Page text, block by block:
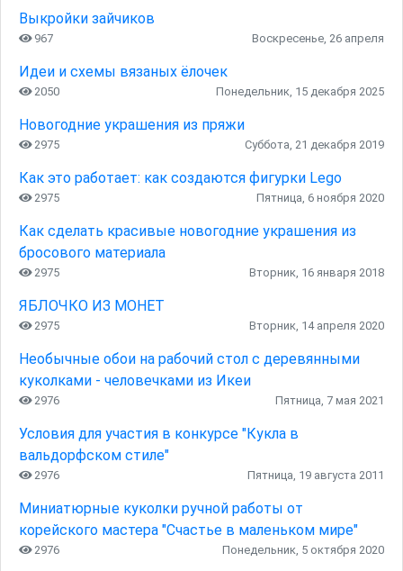
Выкройки зайчиков
967 Воскресенье, 26 апреля
Идеи и схемы вязаных ёлочек
2050 Понедельник, 15 декабря 2025
Новогодние украшения из пряжи
2975 Суббота, 21 декабря 2019
Как это работает: как создаются фигурки Lego
2975 Пятница, 6 ноября 2020
Как сделать красивые новогодние украшения из
бросового материала
2975 Вторник, 16 января 2018
ЯБЛОЧКО ИЗ МОНЕТ
2975 Вторник, 14 апреля 2020
Необычные обои на рабочий стол с деревянными
куколками - человечками из Икеи
2976 Пятница, 7 мая 2021
Условия для участия в конкурсе "Кукла в
вальдорфском стиле"
2976 Пятница, 19 августа 2011
Миниатюрные куколки ручной работы от
корейского мастера "Счастье в маленьком мире"
2976 Понедельник, 5 октября 2020